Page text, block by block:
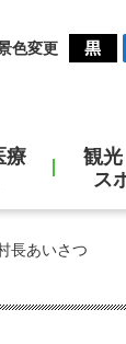
色変更
療
観
ス
長あいさつ